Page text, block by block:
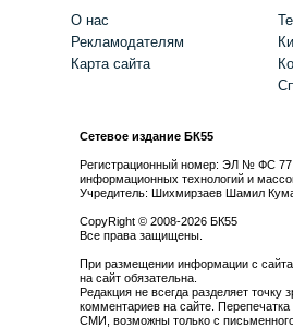
О нас
Рекламодателям
Карта сайта
Сетевое издание БК55
Регистрационный номер: ЭЛ № ФС 77
информационных технологий и
Учредитель: Шихмирзаев Шамил
CopyRight © 2008-2026 БК55
Все права защищены.
При размещении информации с сайта
на сайт обязательна.
Редакция не всегда разделяет точку
комментариев на сайте.
СМИ, возможны только с